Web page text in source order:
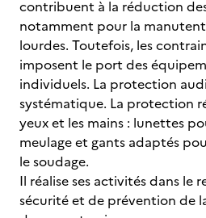
contribuent à la réduction
notamment pour la
lourdes. Toutefois, les
imposent le port des
individuels. La protection
systématique. La protection
yeux et les mains : lunettes
meulage et gants adaptés
le soudage.
Il réalise ses activités dans le
sécurité et de prévention de